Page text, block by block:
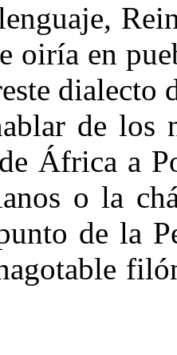
oiría en
dialecto
de los
África a
o la
de la